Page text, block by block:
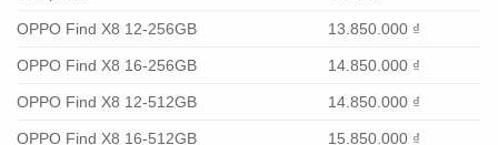
OPPO Find X8 12-256GB 13.850.000 ₫
OPPO Find X8 16-256GB 14.850.000 ₫
OPPO Find X8 12-512GB 14.850.000 ₫
OPPO Find X8 16-512GB 15.850.000 ₫